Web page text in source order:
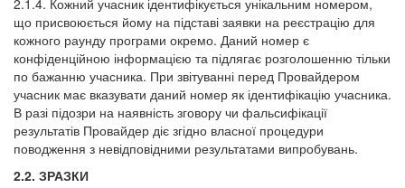
2.1.4. Кожний учасник ідентифікується унікальним номером,
що присвоюється йому на підставі заявки на реєстрацію для
кожного раунду програми окремо. Даний номер є
конфіденційною інформацією та підлягає розголошенню тільки
по бажанню учасника. При звітуванні перед Провайдером
учасник має вказувати даний номер як ідентифікацію учасника.
В разі підозри на наявність зговору чи фальсифікації
результатів Провайдер діє згідно власної процедури
поводження з невідповідними результатами випробувань.
2.2. ЗРАЗКИ